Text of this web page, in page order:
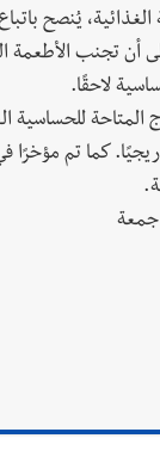
الغذائية، يُنصح
أن تجنب الأطعمة
لاحقًا.
المتاحة
كما تم مؤخرًا
جمعة